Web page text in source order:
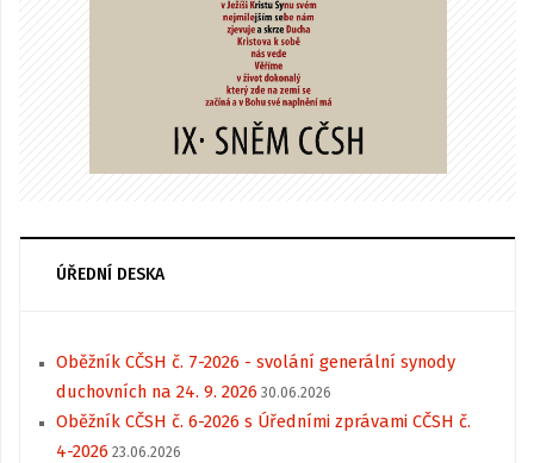
ÚŘEDNÍ DESKA
Oběžník CČSH č. 7-2026 - svolání generální synody
duchovních na 24. 9. 2026 30.06.2026
Oběžník CČSH č. 6-2026 s Úředními zprávami CČSH č.
4-2026 23.06.2026